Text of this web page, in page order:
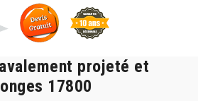
projeté et
17800